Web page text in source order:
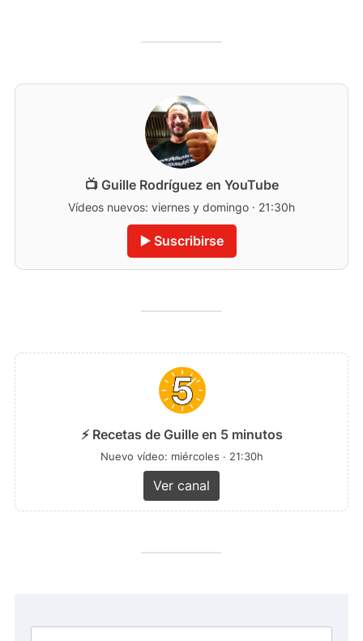
📺 Guille Rodríguez en YouTube
Vídeos nuevos: viernes y domingo · 21:30h
▶️ Suscribirse
⚡ Recetas de Guille en 5 minutos
Nuevo vídeo: miércoles · 21:30h
Ver canal